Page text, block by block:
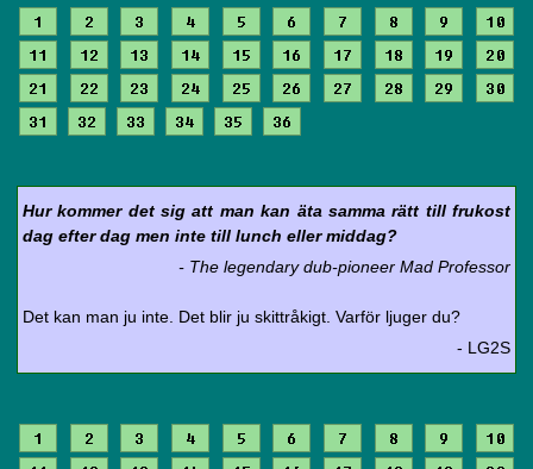
1 2 3 4 5 6 7 8 9
10
11
12 13 14 15 16 17 18 19
20
21
22 23 24 25 26 27 28 29
30
31
32 33 34 35 36
Hur kommer det sig att man kan äta samma rätt till frukost
dag efter dag men inte till lunch eller middag?
- The legendary dub-pioneer Mad Professor
Det kan man ju inte. Det blir ju skittråkigt. Varför ljuger du?
- LG2S
1 2 3 4 5 6 7 8 9
10